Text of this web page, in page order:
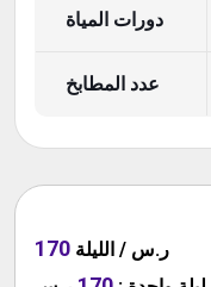
دورات المياة
عدد المطابخ
170 ر.س / الليلة